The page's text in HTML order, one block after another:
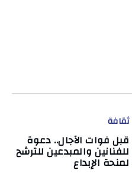
ثقافة
قبل فوات الآجال.. دعوة
للفنانين والمبدعين للترشح
لمنحة الإبداع